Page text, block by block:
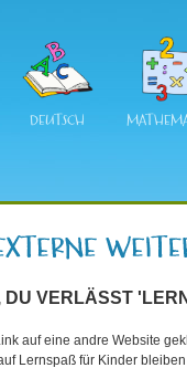
DEUTSCH
DU VERLÄSST
auf eine andre Website
Lernspaß für Kinder